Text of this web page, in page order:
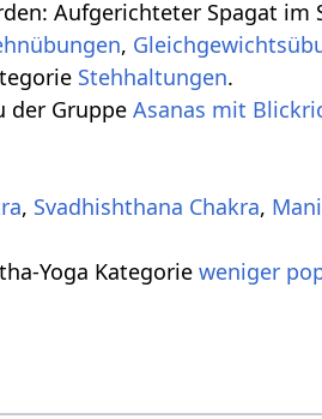
Aufgerichteter Spagat im
,
Stehhaltungen.
der GruppeAsanas mit
, Svadhishthana Chakra,
Yoga Kategorieweniger